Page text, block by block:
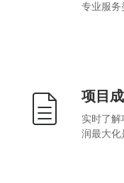
专业服务
项目
实时了解
润最大化